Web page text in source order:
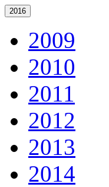
2016
2009
2010
2011
2012
2013
2014